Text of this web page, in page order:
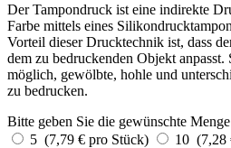
Der Tampondruck ist eine indirekte
Farbe mittels eines
Vorteil dieser Drucktechnik ist, dass
dem zu bedruckenden Objekt anpasst.
möglich, gewölbte, hohle und
zu bedrucken.
Bitte geben Sie die gewünschte
5 (7,79 € pro Stück)
10 (7,28